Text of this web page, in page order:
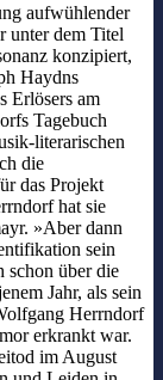
aufwühlender
unter dem Titel
konzipiert,
Haydns
Erlösers am
Tagebuch
literarischen
die
das Projekt
hat sie
»Aber dann
sein
schon über die
Jahr, als sein
Herrndorf
erkrankt war.
im August